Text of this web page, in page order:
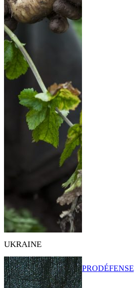
UKRAINE
PRODÉFENSE